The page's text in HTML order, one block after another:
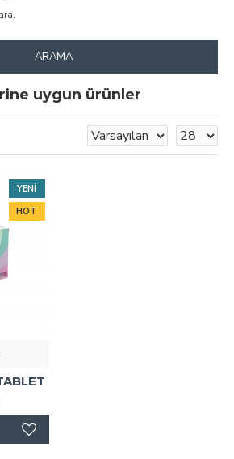
ARAMA
uygun ürünler
YENI
HOT